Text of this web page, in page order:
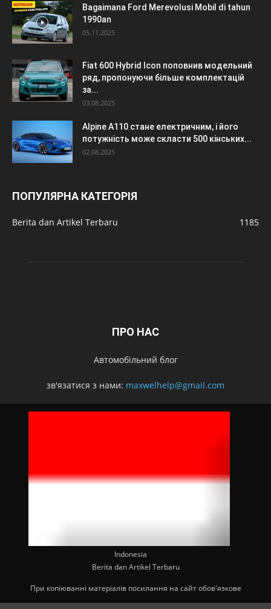
Bagaimana Ford Merevolusi Mobil di tahun
1990an
05.11.2025
Fiat 600 Hybrid Icon поповнив модельний
ряд, пропонуючи більше комплектацій
за...
03.08.2025
Alpine A110 стане електричним, і його
потужність може скласти 500 кінських...
02.08.2025
ПОПУЛЯРНА КАТЕГОРІЯ
Berita dan Artikel Terbaru 1185
ПРО НАС
Автомобільний блог
зв'язатися з нами: maxwelhelp@gmail.com
Indonesia
Berita dan Artikel Terbaru
При копіюванні матеріалів посилання на сайт обов'язкове